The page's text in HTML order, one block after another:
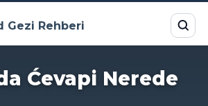
Gezi Rehberi
Ćevapi Nerede